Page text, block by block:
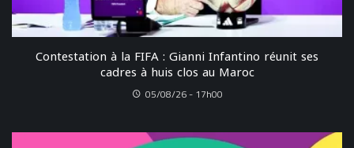
Contestation à la FIFA : Gianni Infantino réunit ses
cadres à huis clos au Maroc
05/08/26 - 17h00